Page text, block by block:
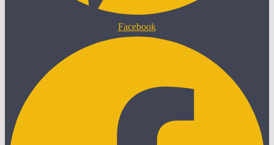
Facebook